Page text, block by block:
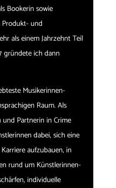
Bookerin sowie
und
als einem Jahrzehnt Teil
gründete ich dann
Musikerinnen-
Raum. Als
Partnerin in Crime
dabei, sich eine
aufzubauen, in
rund um Künstlerinnen-
individuelle